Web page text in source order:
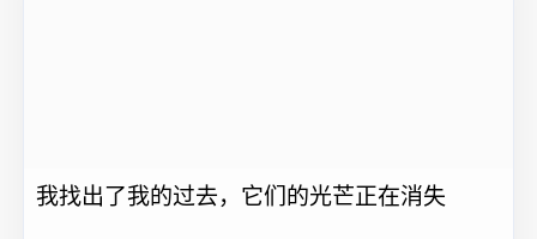
我找出了我的过去，它们的光芒正在消失